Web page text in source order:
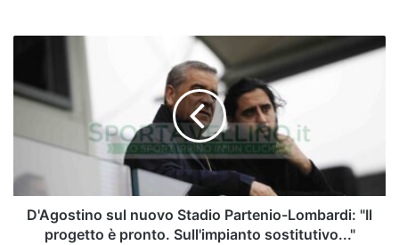
nuovo
Stadio
Partenio-
Lombardi:
progetto
è
pronto.
Sull'impianto
D'Agostino sul nuovo Stadio Partenio-Lombardi: "Il
progetto è pronto. Sull'impianto sostitutivo..."